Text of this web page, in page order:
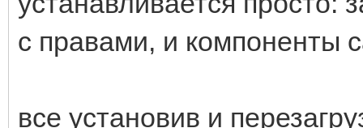
с правами, и компоненты
все установив и